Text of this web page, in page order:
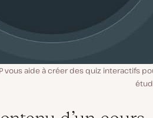
vous aide à créer des quiz interactifs